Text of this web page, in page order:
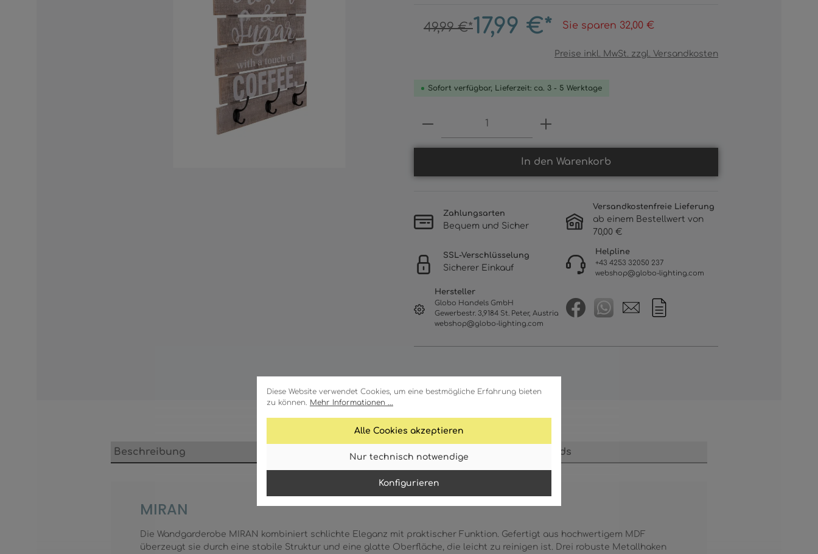
Diese Website verwendet Cookies, um eine bestmögliche Erfahrung bieten
zu können. Mehr Informationen ...
Alle Cookies akzeptieren
Nur technisch notwendige
Konfigurieren
49,99 €*17,99 €* Sie sparen 32,00 €
Preise inkl. MwSt. zzgl. Versandkosten
Sofort verfügbar, Lieferzeit: ca. 3 - 5 Werktage
Produkt Anzahl: Gib den gewünschten Wert ein
In den Warenkorb
Zahlungsarten
Bequem und Sicher
Versandkostenfreie Lieferung
ab einem Bestellwert von
70,00 €
SSL-Verschlüsselung
Sicherer Einkauf
Helpline
+43 4253 32050 237
webshop@globo-lighting.com
Hersteller
Globo Handels GmbH
Gewerbestr. 3,9184 St. Peter, Austria
webshop@globo-lighting.com
Beschreibung Merkmale Downloads
MIRAN
Die Wandgarderobe MIRAN kombiniert schlichte Eleganz mit praktischer Funktion. Gefertigt aus hochwertigem MDF
überzeugt sie durch eine stabile Struktur und eine glatte Oberfläche, die leicht zu reinigen ist. Drei robuste Metallhaken